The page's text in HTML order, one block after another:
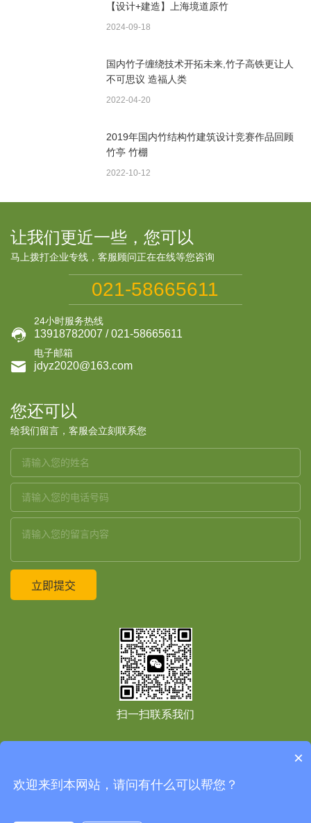
【设计+建造】上海境道原竹
2024-09-18
国内竹子缠绕技术开拓未来,竹子高铁更让人
不可思议 造福人类
2022-04-20
2019年国内竹结构竹建筑设计竞赛作品回顾
竹亭 竹棚
2022-10-12
让我们更近一些，您可以
马上拨打企业专线，客服顾问正在在线等您咨询
021-58665611

24小时服务热线
13918782007 / 021-58665611

电子邮箱
jdyz2020@163.com
您还可以
给我们留言，客服会立刻联系您
扫一扫联系我们
责声明
网站地图 网站地图
沪ICP备2020037985号-1
×
欢迎来到本网站，请问有什么可以帮您？